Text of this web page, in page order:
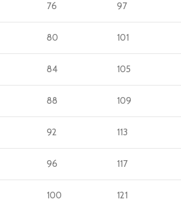
76 97
80 101
84 105
88 109
92 113
96 117
100 121